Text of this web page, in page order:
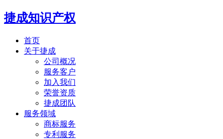
捷成知识产权
首页
关于捷成
公司概况
服务客户
加入我们
荣誉资质
捷成团队
服务领域
商标服务
专利服务